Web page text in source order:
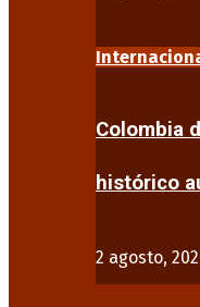
Colombia
histórico
2 agosto,